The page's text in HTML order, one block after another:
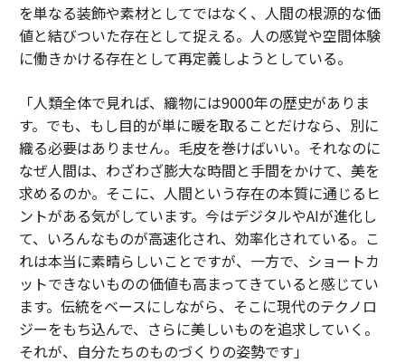
を単なる装飾や素材としてではなく、人間の根源的な価
値と結びついた存在として捉える。人の感覚や空間体験
に働きかける存在として再定義しようとしている。
「人類全体で見れば、織物には9000年の歴史がありま
す。でも、もし目的が単に暖を取ることだけなら、別に
織る必要はありません。毛皮を巻けばいい。それなのに
なぜ人間は、わざわざ膨大な時間と手間をかけて、美を
求めるのか。そこに、人間という存在の本質に通じるヒ
ントがある気がしています。今はデジタルやAIが進化し
て、いろんなものが高速化され、効率化されている。こ
れは本当に素晴らしいことですが、一方で、ショートカ
ットできないものの価値も高まってきていると感じてい
ます。伝統をベースにしながら、そこに現代のテクノロ
ジーをもち込んで、さらに美しいものを追求していく。
それが、自分たちのものづくりの姿勢です」